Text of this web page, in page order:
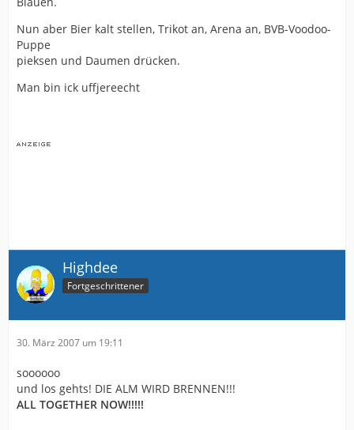
Nun aber Bier kalt stellen, Trikot an, Arena an, BVB-Voodoo-
Puppe
pieksen und Daumen drücken.
Man bin ick uffjereecht
Highdee
Fortgeschrittener
30. März 2007 um 19:11
soooooo
und los gehts! DIE ALM WIRD BRENNEN!!!
ALL TOGETHER NOW!!!!!